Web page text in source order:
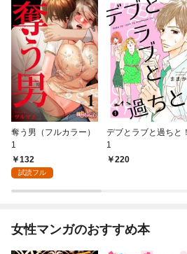
奪う男（フルカラー）
1
132
試読フル
デブとラブと過ちと！
1
220
女性マンガのおすすめ本